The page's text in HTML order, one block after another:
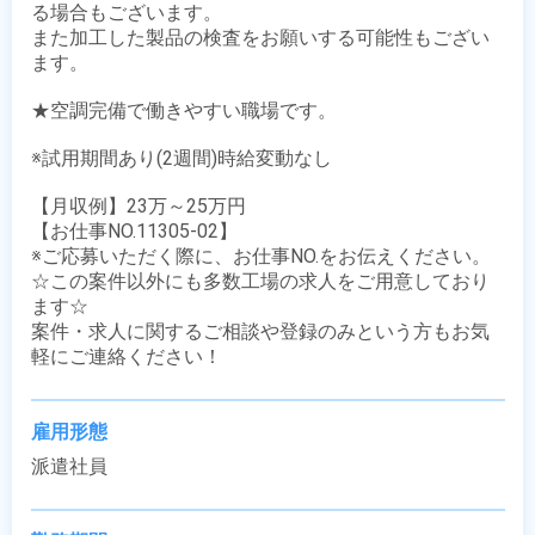
る場合もございます。
また加工した製品の検査をお願いする可能性もござい
ます。
★空調完備で働きやすい職場です。
※試用期間あり(2週間)時給変動なし
【月収例】23万～25万円
【お仕事NO.11305-02】
※ご応募いただく際に、お仕事NO.をお伝えください。
☆この案件以外にも多数工場の求人をご用意しており
ます☆
案件・求人に関するご相談や登録のみという方もお気
軽にご連絡ください！
雇用形態
派遣社員